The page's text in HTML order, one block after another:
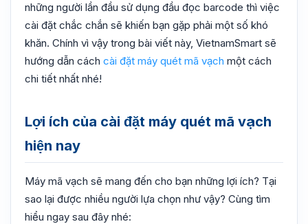
những người lần đầu sử dụng đầu đọc barcode thì việc
cài đặt chắc chắn sẽ khiến bạn gặp phải một số khó
khăn. Chính vì vậy trong bài viết này, VietnamSmart sẽ
hướng dẫn cách cài đặt máy quét mã vạch một cách
chi tiết nhất nhé!
Lợi ích của cài đặt máy quét mã vạch
hiện nay
Máy mã vạch sẽ mang đến cho bạn những lợi ích? Tại
sao lại được nhiều người lựa chọn như vậy? Cùng tìm
hiểu ngay sau đây nhé: